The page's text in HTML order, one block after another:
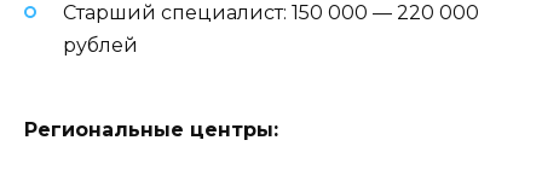
Старший специалист: 150 000 — 220 000
рублей
Региональные центры: